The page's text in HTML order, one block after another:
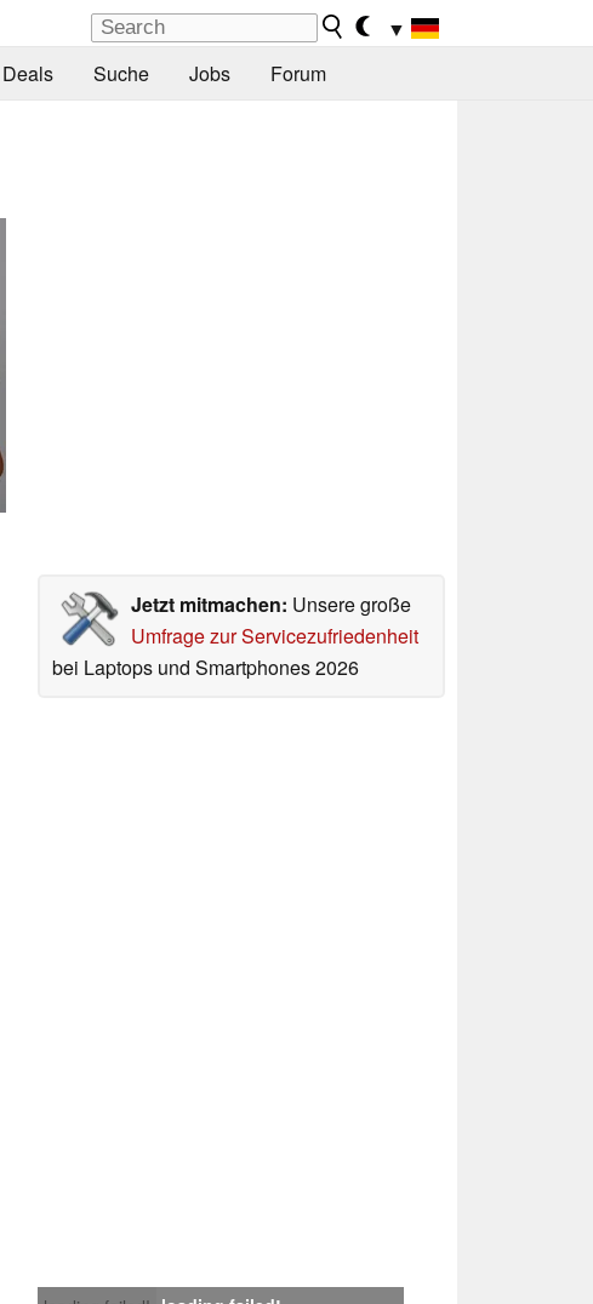
▼
Deals Suche Jobs Forum
Jetzt mitmachen: Unsere große
Umfrage zur Servicezufriedenheit
bei Laptops und Smartphones 2026